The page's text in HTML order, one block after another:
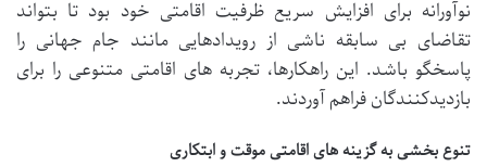
نوآورانه برای افزایش سریع ظرفیت اقامتی خود بود تا بتواند
تقاضای بی سابقه ناشی از رویدادهایی مانند جام جهانی را
پاسخگو باشد. این راهکارها، تجربه های اقامتی متنوعی را برای
بازدیدکنندگان فراهم آوردند.
تنوع بخشی به گزینه های اقامتی موقت و ابتکاری